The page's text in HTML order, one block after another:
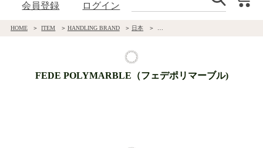
会員登録 ログイン
HOME ITEM HANDLING BRAND 日本
FEDE POLYMARBLE（フェデポリマーブル)